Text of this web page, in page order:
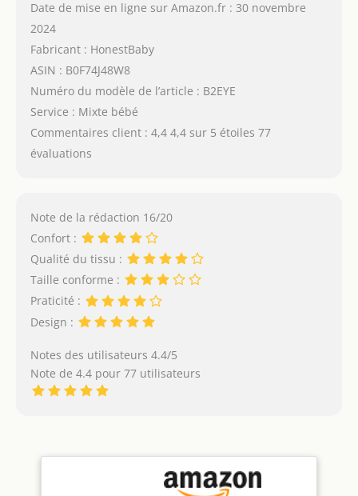
Date de mise en ligne sur Amazon.fr : 30 novembre
2024
Fabricant : HonestBaby
ASIN : B0F74J48W8
Numéro du modèle de l’article : B2EYE
Service : Mixte bébé
Commentaires client : 4,4 4,4 sur 5 étoiles 77
évaluations
Note de la rédaction 16/20
Confort :
Qualité du tissu :
Taille conforme :
Praticité :
Design :
Notes des utilisateurs 4.4/5
Note de 4.4 pour 77 utilisateurs